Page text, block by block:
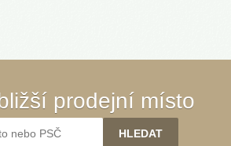
prodejní místo